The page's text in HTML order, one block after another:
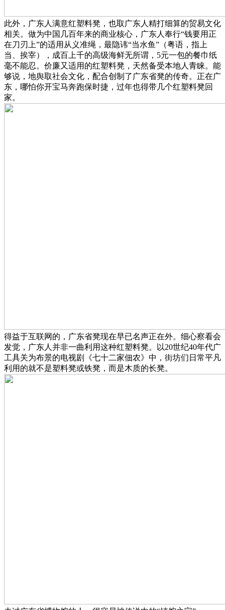
此外，广东人满意红塑料凳，也取广东人精打细算的贸易文化
相关。做为中国几百年来的商业核心，广东人奉行“钱要用正
在刀刃上”的适用从义准绳，最隐讳“当水鱼”（粤语，指上
当、挨宰），成百上千的高级海鲜无所谓，5元一包的餐巾纸
毫不能忍。价廉又适用的红塑料凳，天然备受本地人青睐。能
够说，地舆取社会文化，配合创制了广东省凳的传奇。正在广
东，哪怕你开宝马奔跑保时捷，过年也得带几个红塑料凳回
家。
得益于互联网的，广东省凳现在早已名声正在外。细心察看会
发觉，广东人并非一曲利用这种红塑料凳。以20世纪40年代广
工具关为布景的电视剧《七十二家佃农》中，街坊们日常平凡
利用的就不是塑料凳或铁凳，而是木质的长凳。